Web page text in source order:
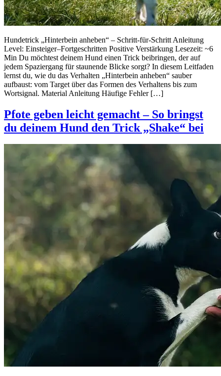
Hundetrick „Hinterbein anheben“ – Schritt-für-Schritt Anleitung
Level: Einsteiger–Fortgeschritten Positive Verstärkung Lesezeit: ~6
Min Du möchtest deinem Hund einen Trick beibringen, der auf
jedem Spaziergang für staunende Blicke sorgt? In diesem Leitfaden
lernst du, wie du das Verhalten „Hinterbein anheben“ sauber
aufbaust: vom Target über das Formen des Verhaltens bis zum
Wortsignal. Material Anleitung Häufige Fehler […]
Pfote geben leicht gemacht – So bringst
du deinem Hund den Trick „Shake“ bei